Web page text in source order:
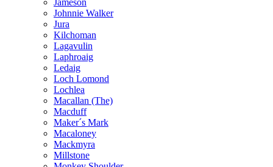
Jameson
Johnnie Walker
Jura
Kilchoman
Lagavulin
Laphroaig
Ledaig
Loch Lomond
Lochlea
Macallan (The)
Macduff
Maker´s Mark
Macaloney
Mackmyra
Millstone